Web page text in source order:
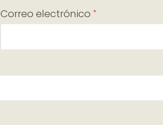
Correo electrónico *